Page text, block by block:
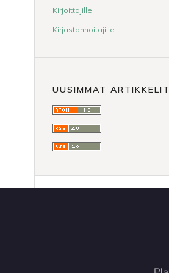
Kirjoittajille
Kirjastonhoitajille
UUSIMMAT ARTIKKELIT